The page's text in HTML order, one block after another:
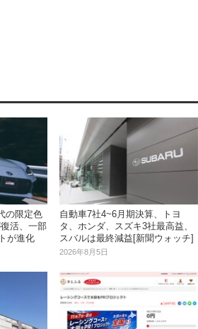
の限定色
活、一部
が進化
自動車7社4~6月期決算、トヨ
タ、ホンダ、スズキ3社最高益、
スバルは最終減益[新聞ウォッチ]
2026年8月5日